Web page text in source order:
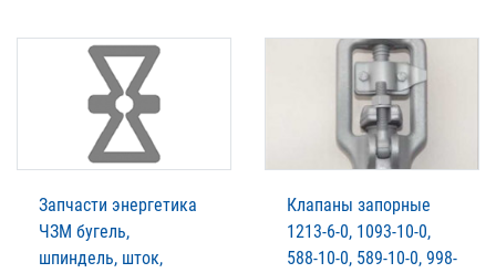
Запчасти энергетика
ЧЗМ бугель,
шпиндель, шток,
Клапаны запорные
1213-6-0, 1093-10-0,
588-10-0, 589-10-0, 998-